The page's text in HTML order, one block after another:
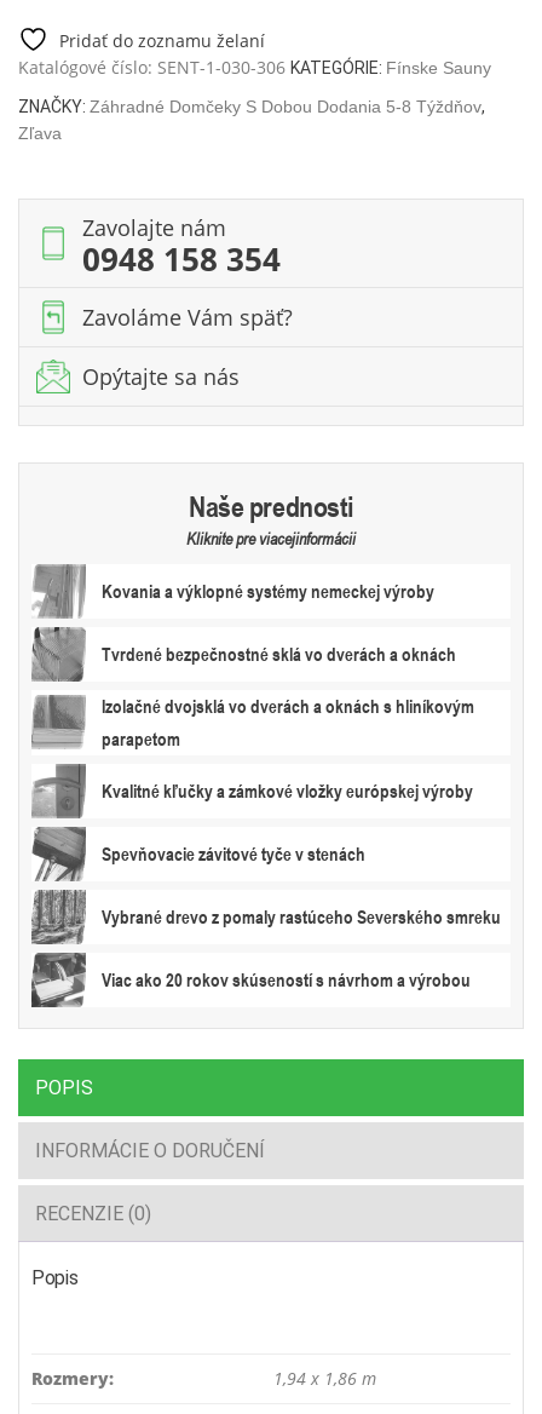
BASIC
LARGE
1,9x1,8M
Pridať do zoznamu želaní
Katalógové číslo: SENT-1-030-306 KATEGÓRIE: Fínske Sauny
ZNAČKY: Záhradné Domčeky S Dobou Dodania 5-8 Týždňov,
Zľava
Zavolajte nám
0948 158 354
Zavoláme Vám späť?
Opýtajte sa nás
Naše prednosti
Kliknite pre viacejinformácii
Kovania a výklopné systémy nemeckej výroby
Tvrdené bezpečnostné sklá vo dverách a oknách
Izolačné dvojsklá vo dverách a oknách s hliníkovým
parapetom
Kvalitné kľučky a zámkové vložky európskej výroby
Spevňovacie závitové tyče v stenách
Vybrané drevo z pomaly rastúceho Severského smreku
Viac ako 20 rokov skúseností s návrhom a výrobou
POPIS
INFORMÁCIE O DORUČENÍ
RECENZIE (0)
Popis
Rozmery: 1,94 x 1,86 m